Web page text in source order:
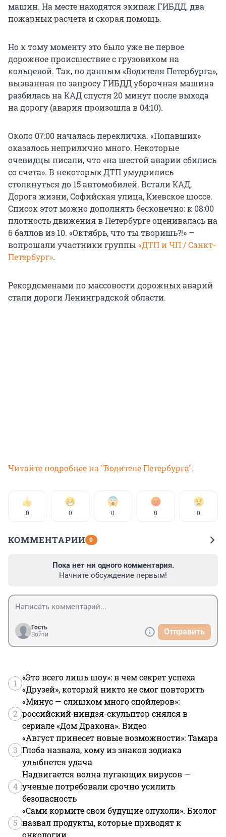
машин. На месте находятся экипаж ГИБДД, два
пожарных расчета и скорая помощь.
Но к тому моменту это было уже не первое
дорожное происшествие с грузовиком на
кольцевой. Так, по данным «Водителя Петербурга»,
вызванная по запросу ГИБДД уборочная машина
разбилась на КАД спустя 20 минут после выхода
на дорогу (авария произошла в 04:10).
Около 07:00 началась перекличка. «Попавших»
оказалось неприлично много. Некоторые
очевидцы писали, что «на шестой аварии сбились
со счета». В некоторых ДТП умудрились
столкнуться до 15 автомобилей. Встали КАД,
Дорога жизни, Софийская улица, Киевское шоссе.
Список этот можно дополнять бесконечно: к 08:00
плотность движения в Петербурге оценивалась на
6 баллов из 10. «Октябрь, что ты творишь?!» –
вопрошали участники группы «ДТП и ЧП / Санкт-
Петербург».
Рекордсменами по массовости дорожных аварий
стали дороги Ленинградской области.
Читайте подробнее на "Водителе Петербурга".
0 0 0 0 0
КОММЕНТАРИИ 0
Пока нет ни одного комментария.
Начните обсуждение первым!
Гость
Войти
Отправить
1
«Это всего лишь шоу»: в чем секрет успеха
«Друзей», который никто не смог повторить
2
«Минус — слишком много спойлеров»:
российский ниндзя-скульптор снялся в
сериале «Дом Дракона». Видео
3
«Август принесет новые возможности»: Тамара
Глоба назвала, кому из знаков зодиака
улыбнется удача
4
Надвигается волна пугающих вирусов —
ученые потребовали срочно усилить
безопасность
5
«Сами кормите свои будущие опухоли». Биолог
назвал продукты, которые приводят к
онкологии